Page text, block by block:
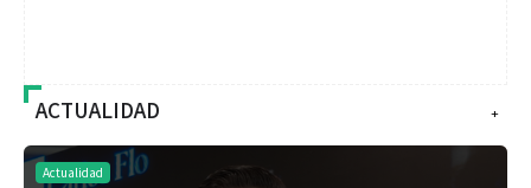
+
ACTUALIDAD
Actualidad